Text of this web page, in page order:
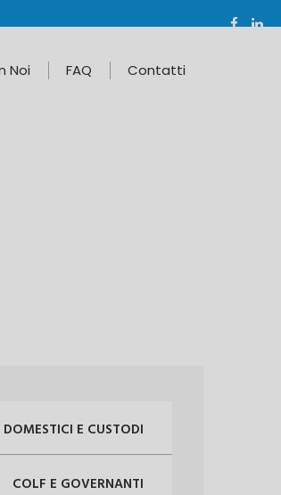
Noi FAQ Contatti
E CUSTODI
COLF E GOVERNANTI